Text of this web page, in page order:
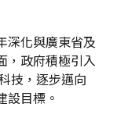
深化與廣東省及
，政府積極引入
技，逐步邁向
設目標。